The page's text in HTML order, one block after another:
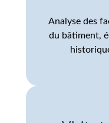
Analyse des
du bâtiment,